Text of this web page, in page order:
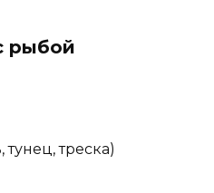
рыбой
треска)